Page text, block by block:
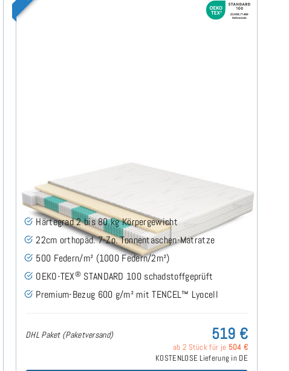
SERA H2 (TENCEL™ Lyocell) TTFK-Matratze 160x200
Härtegrad 2 bis 80 kg Körpergewicht
22cm orthopäd. 7-Zo. Tonnentaschen-Matratze
500 Federn/m² (1000 Federn/2m²)
OEKO-TEX® STANDARD 100 schadstoffgeprüft
Premium-Bezug 600 g/m² mit TENCEL™ Lyocell
DHL Paket (Paketversand) 519 €
ab 2 Stück für je 504 €
KOSTENLOSE Lieferung in DE